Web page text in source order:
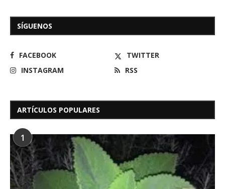
SÍGUENOS
FACEBOOK
TWITTER
INSTAGRAM
RSS
ARTÍCULOS POPULARES
1